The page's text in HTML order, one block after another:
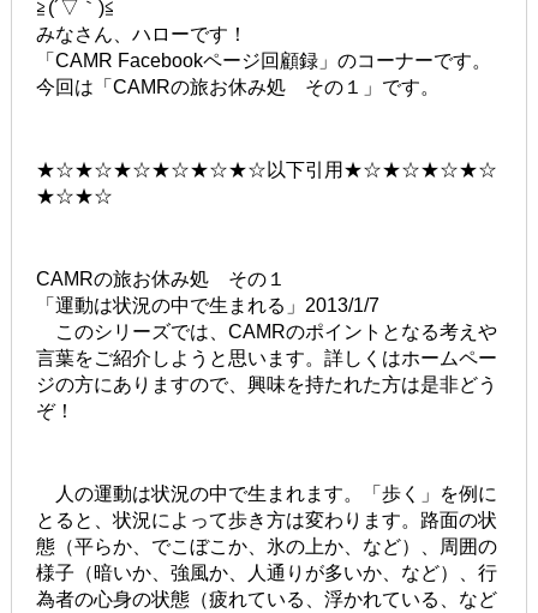
≧(´▽｀)≦
みなさん、ハローです！
「CAMR Facebookページ回顧録」のコーナーです。
今回は「CAMRの旅お休み処 その１」です。
★☆★☆★☆★☆★☆★☆以下引用★☆★☆★☆★☆
★☆★☆
CAMRの旅お休み処 その１
「運動は状況の中で生まれる」2013/1/7
このシリーズでは、CAMRのポイントとなる考えや
言葉をご紹介しようと思います。詳しくはホームペー
ジの方にありますので、興味を持たれた方は是非どう
ぞ！
人の運動は状況の中で生まれます。「歩く」を例に
とると、状況によって歩き方は変わります。路面の状
態（平らか、でこぼこか、氷の上か、など）、周囲の
様子（暗いか、強風か、人通りが多いか、など）、行
為者の心身の状態（疲れている、浮かれている、など